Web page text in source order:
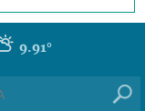
9.91°